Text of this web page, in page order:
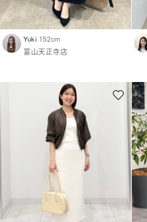
Yuki 152cm
富山天正寺店